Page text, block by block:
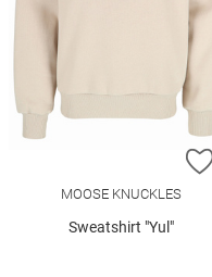
MOOSE KNUCKLES
Sweatshirt "Yul"